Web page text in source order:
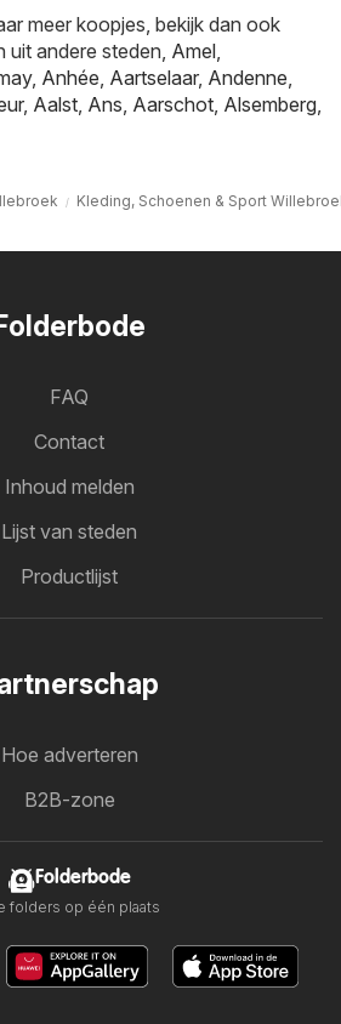
meer koopjes, bekijk dan ook
uit andere steden, Amel,
, Anhée, Aartselaar, Andenne,
, Aalst, Ans, Aarschot, Alsemberg,
Kleding, Schoenen & Sport
FAQ
Contact
Inhoud melden
Lijst van steden
Productlijst
Hoe adverteren
B2B-zone
Folderbode
folders op één plaats